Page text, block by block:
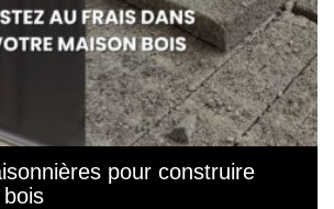
pour construire